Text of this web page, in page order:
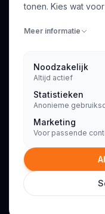
Voor opdrachtgevers
INFORMATIE
Algemene
Privacyverklaring
© 2026
tonen. Kies wat
Meer informatie
Noodzakelijk
Altijd actief
Statistieken
Anonieme
Marketing
Voor passende